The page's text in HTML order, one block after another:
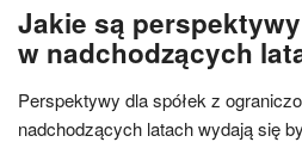
Jakie są
w nadchodzących
Perspektywy dla spółek z
nadchodzących latach wydają się